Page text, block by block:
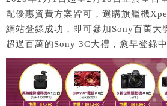
配優惠資費方案皆可，選購旗艦機
網站登錄成功，即可參加Sony百萬大
超過百萬的Sony 3C大禮，愈早登錄